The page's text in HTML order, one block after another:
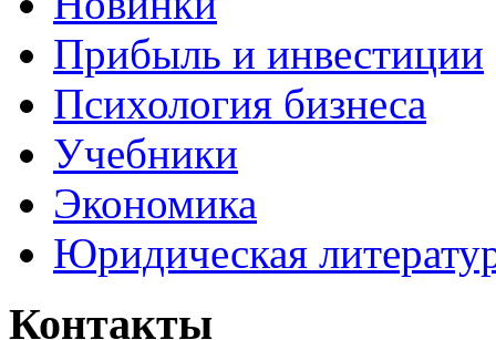
Прибыль и инвестиции
Психология бизнеса
Учебники
Экономика
Юридическая
Контакты